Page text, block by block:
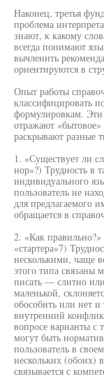
Наконец, третья
проблема
знают, к какому
всегда понимают
вычленить
ориентируются в
Опыт работы
классифицировать
формулировкам.
отражают
раскрывают разные
1. «Существует ли
нор»?) Трудность в
индивидуального
пользователь не
для предлагаемого
обращается в
2. «Как
«стартера»7)
несколькими, чаще
этого типа связаны
писать — слитно
маленькой,
обособить или нет
внутренний
вопросе варианты с
могут быть
пользователь в
нескольких (обоих)
связывается с